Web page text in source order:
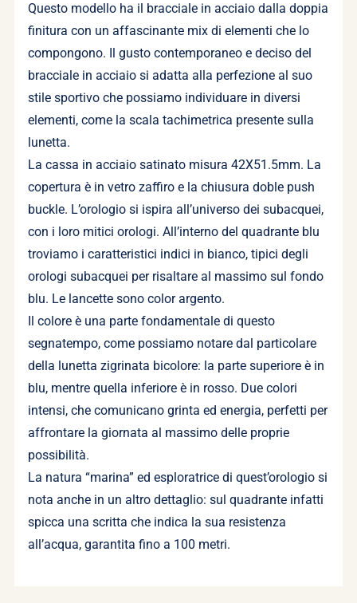
Questo modello ha il bracciale in acciaio dalla doppia
finitura con un affascinante mix di elementi che lo
compongono. Il gusto contemporaneo e deciso del
bracciale in acciaio si adatta alla perfezione al suo
stile sportivo che possiamo individuare in diversi
elementi, come la scala tachimetrica presente sulla
lunetta.
La cassa in acciaio satinato misura 42X51.5mm. La
copertura è in vetro zaffiro e la chiusura doble push
buckle. L’orologio si ispira all’universo dei subacquei,
con i loro mitici orologi. All’interno del quadrante blu
troviamo i caratteristici indici in bianco, tipici degli
orologi subacquei per risaltare al massimo sul fondo
blu. Le lancette sono color argento.
Il colore è una parte fondamentale di questo
segnatempo, come possiamo notare dal particolare
della lunetta zigrinata bicolore: la parte superiore è in
blu, mentre quella inferiore è in rosso. Due colori
intensi, che comunicano grinta ed energia, perfetti per
affrontare la giornata al massimo delle proprie
possibilità.
La natura “marina” ed esploratrice di quest’orologio si
nota anche in un altro dettaglio: sul quadrante infatti
spicca una scritta che indica la sua resistenza
all’acqua, garantita fino a 100 metri.